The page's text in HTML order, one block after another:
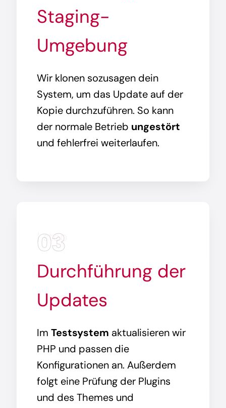
Staging-
Umgebung
Wir klonen sozusagen dein
System, um das Update auf der
Kopie durchzuführen. So kann
der normale Betrieb ungestört
und fehlerfrei weiterlaufen.
03
| step
Durchführung der
Updates
Im Testsystem aktualisieren wir
PHP und passen die
Konfigurationen an. Außerdem
folgt eine Prüfung der Plugins
und des Themes und